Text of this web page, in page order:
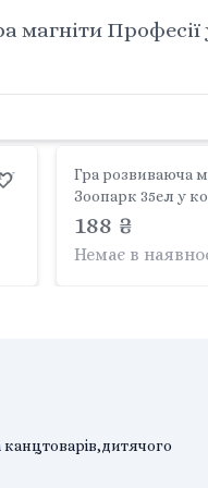
магніти Професії
у
Гра розвиваюча
Зоопарк 35ел у
200207 dodo
188 ₴
Немає в